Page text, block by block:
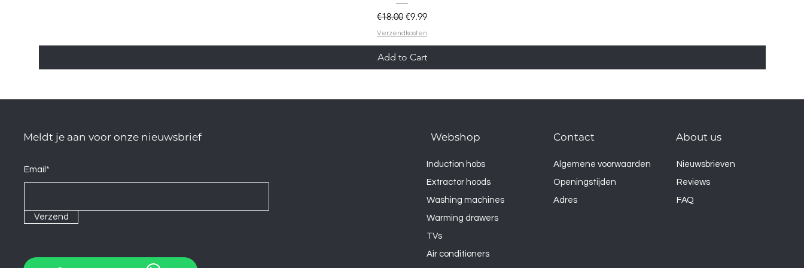
Regular Price
€18.00 Sale Price
€9.99
Verzendkosten
Add to Cart
Meldt je aan voor onze nieuwsbrief
Email*
Verzend
Webshop
Induction hobs
Extractor hoods
Washing machines
Warming drawers
TVs
Air conditioners
About us
Nieuwsbrieven
Reviews
FAQ
Contact
Algemene voorwaarden
Openingstijden
Adres